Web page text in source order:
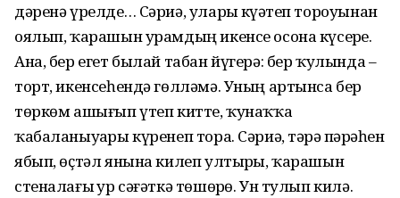
дәренә үрелде… Сәриә, уларҙы күҙәтеп тороуынан
оялып, ҡарашын урамдың икенсе осона күсерҙе.
Ана, бер егет былай табан йүгерә: бер ҡулында –
торт, икенсеһендә гөлләмә. Уның артынса бер
төркөм ашығып үтеп китте, ҡунаҡҡа
ҡабаланыуҙары күренеп тора. Сәриә, тәҙрә пәрҙәһен
ябып, өҫтәл янына килеп ултырҙы, ҡарашын
стеналағы ҙур сәғәткә төшөрҙө. Ун тулып килә.